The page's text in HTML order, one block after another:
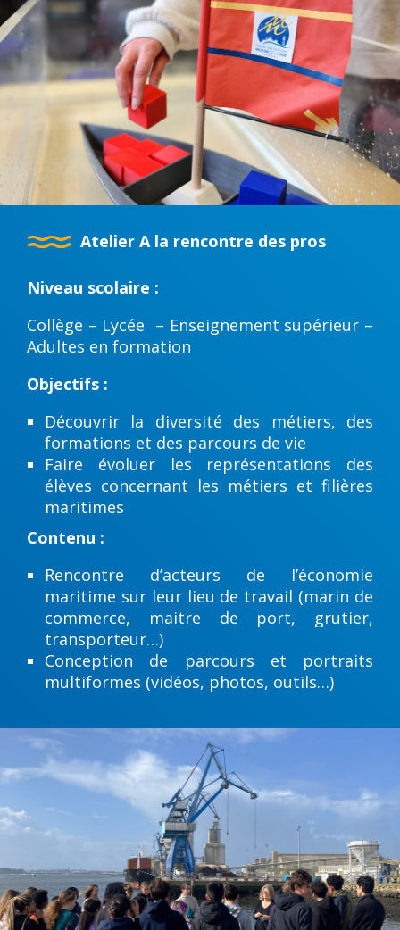
Atelier A la rencontre des pros
Niveau scolaire :
Collège – Lycée – Enseignement supérieur –
Adultes en formation
Objectifs :
Découvrir la diversité des métiers, des
formations et des parcours de vie
Faire évoluer les représentations des
élèves concernant les métiers et filières
maritimes
Contenu :
Rencontre d’acteurs de l’économie
maritime sur leur lieu de travail (marin de
commerce, maitre de port, grutier,
transporteur…)
Conception de parcours et portraits
multiformes (vidéos, photos, outils…)